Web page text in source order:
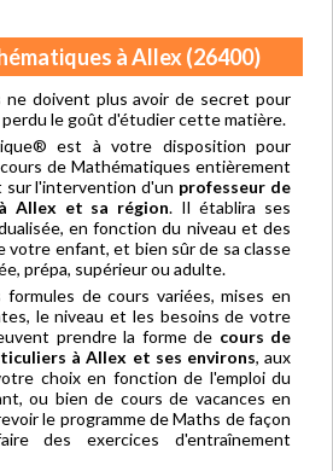
à Allex (26400)
ne doivent plus avoir de secret pour
perdu le goût d'étudier cette matière.
est à votre disposition pour
de Mathématiques entièrement
sur l'intervention d'un professeur de
Allex et sa région. Il établira ses
en fonction du niveau et des
enfant, et bien sûr de sa classe
prépa, supérieur ou adulte.
de cours variées, mises en
le niveau et les besoins de votre
prendre la forme de cours de
à Allex et ses environs, aux
choix en fonction de l'emploi du
ou bien de cours de vacances en
le programme de Maths de façon
des exercices d'entraînement